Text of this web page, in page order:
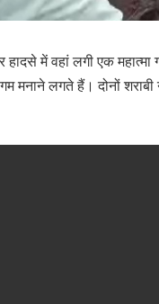
में वहां लगी एक महात्मा
मनाने लगते हैं। दोनों